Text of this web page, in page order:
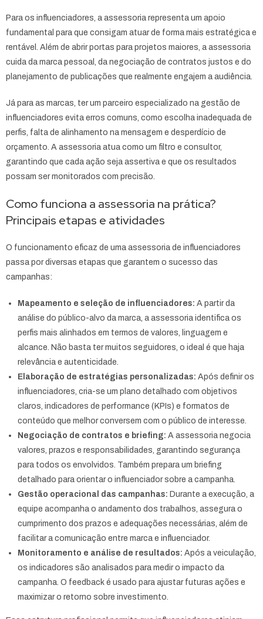
Para os influenciadores, a assessoria representa um apoio
fundamental para que consigam atuar de forma mais estratégica e
rentável. Além de abrir portas para projetos maiores, a assessoria
cuida da marca pessoal, da negociação de contratos justos e do
planejamento de publicações que realmente engajem a audiência.
Já para as marcas, ter um parceiro especializado na gestão de
influenciadores evita erros comuns, como escolha inadequada de
perfis, falta de alinhamento na mensagem e desperdício de
orçamento. A assessoria atua como um filtro e consultor,
garantindo que cada ação seja assertiva e que os resultados
possam ser monitorados com precisão.
Como funciona a assessoria na prática?
Principais etapas e atividades
O funcionamento eficaz de uma assessoria de influenciadores
passa por diversas etapas que garantem o sucesso das
campanhas:
Mapeamento e seleção de influenciadores: A partir da
análise do público-alvo da marca, a assessoria identifica os
perfis mais alinhados em termos de valores, linguagem e
alcance. Não basta ter muitos seguidores, o ideal é que haja
relevância e autenticidade.
Elaboração de estratégias personalizadas: Após definir os
influenciadores, cria-se um plano detalhado com objetivos
claros, indicadores de performance (KPIs) e formatos de
conteúdo que melhor conversem com o público de interesse.
Negociação de contratos e briefing: A assessoria negocia
valores, prazos e responsabilidades, garantindo segurança
para todos os envolvidos. Também prepara um briefing
detalhado para orientar o influenciador sobre a campanha.
Gestão operacional das campanhas: Durante a execução, a
equipe acompanha o andamento dos trabalhos, assegura o
cumprimento dos prazos e adequações necessárias, além de
facilitar a comunicação entre marca e influenciador.
Monitoramento e análise de resultados: Após a veiculação,
os indicadores são analisados para medir o impacto da
campanha. O feedback é usado para ajustar futuras ações e
maximizar o retorno sobre investimento.